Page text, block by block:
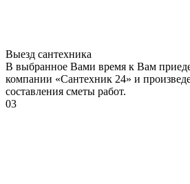
Выезд сантехника
В выбранное Вами время к Вам
компании «Сантехник 24» и
составления сметы работ.
03